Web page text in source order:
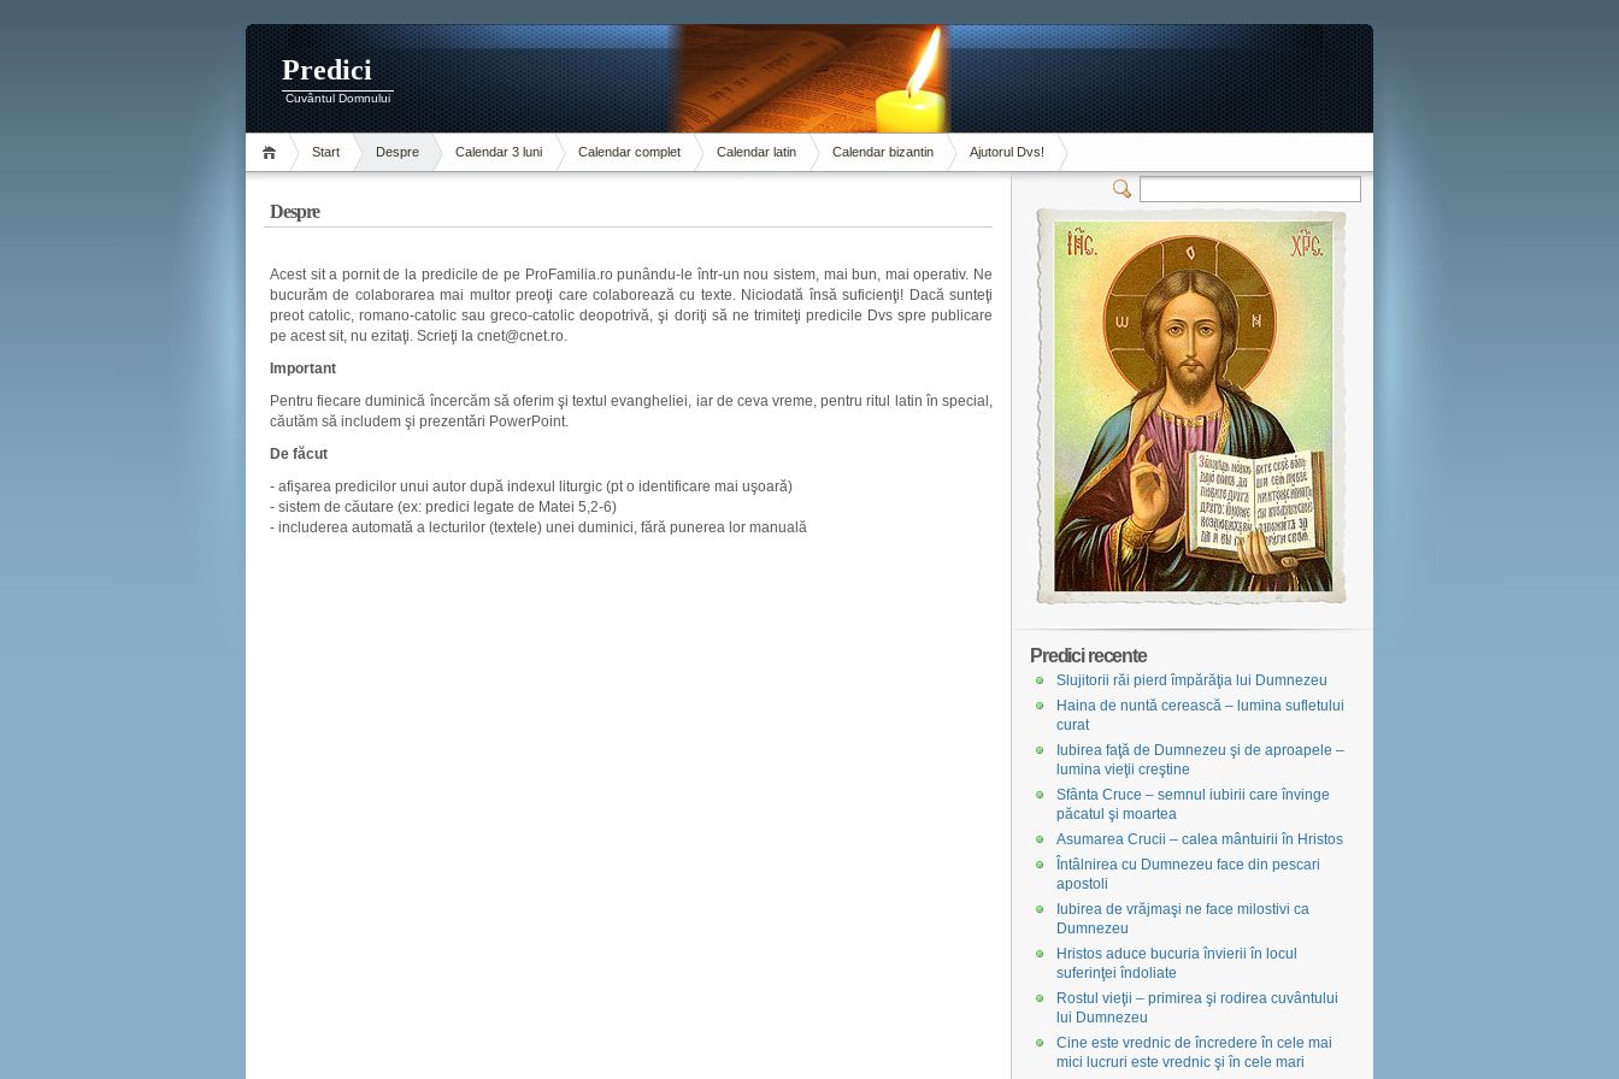
Predici
Cuvântul Domnului
Start Despre Calendar 3 luni Calendar complet Calendar latin Calendar bizantin Ajutorul Dvs!
Despre
Acest sit a pornit de la predicile de pe ProFamilia.ro punându-le într-un nou sistem, mai bun, mai operativ. Ne
bucurăm de colaborarea mai multor preoţi care colaborează cu texte. Niciodată însă suficienţi! Dacă sunteţi
preot catolic, romano-catolic sau greco-catolic deopotrivă, şi doriţi să ne trimiteţi predicile Dvs spre publicare
pe acest sit, nu ezitaţi. Scrieţi la cnet@cnet.ro.
Important
Pentru fiecare duminică încercăm să oferim şi textul evangheliei, iar de ceva vreme, pentru ritul latin în special,
căutăm să includem şi prezentări PowerPoint.
De făcut
- afişarea predicilor unui autor după indexul liturgic (pt o identificare mai uşoară)
- sistem de căutare (ex: predici legate de Matei 5,2-6)
- includerea automată a lecturilor (textele) unei duminici, fără punerea lor manuală
Predici recente
Slujitorii răi pierd împărăţia lui Dumnezeu
Haina de nuntă cerească – lumina sufletului
curat
Iubirea faţă de Dumnezeu şi de aproapele –
lumina vieţii creştine
Sfânta Cruce – semnul iubirii care învinge
păcatul şi moartea
Asumarea Crucii – calea mântuirii în Hristos
Întâlnirea cu Dumnezeu face din pescari
apostoli
Iubirea de vrăjmaşi ne face milostivi ca
Dumnezeu
Hristos aduce bucuria învierii în locul
suferinţei îndoliate
Rostul vieţii – primirea şi rodirea cuvântului
lui Dumnezeu
Cine este vrednic de încredere în cele mai
mici lucruri este vrednic şi în cele mari